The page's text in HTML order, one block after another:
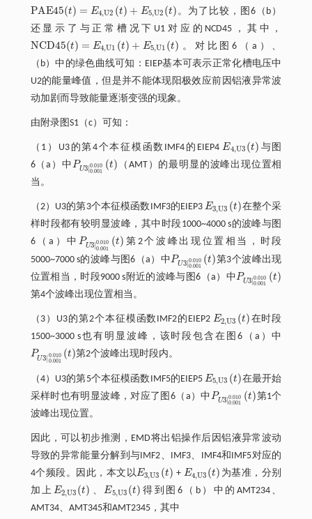
PAE45(t) = E4,U2 (t) + E5,U2 (t)
PAE45(t)=E 4 ,U 2(t)+E5,U2 (t)
。为了比较，图6（b）
还显示了与正常槽况下U1对应的NCD45，其中，
NCD45(t) = E4,U1 (t) + E5,U1 (t)
NCD45(t)=E4 ,U 1(t)+E5,U1(t)
。对比图6（a）、
（b）中的绿色曲线可知：EIEP基本可表示正常化槽电压中
U2的能量峰值，但是并不能体现阳极效应前因铝液异常波
动加剧而导致能量逐渐变强的现象。
由附录图S1（c）可知：
（1）U3的第4个本征模函数IMF4的EIEP4E4,U3 (t)
E4,U3 (t)
与图
6（a）中 PU3|0.010
0.001
(t)
PU3|0.001 0.010(t )
（AMT）的最明显的波峰出现位置相
当。
（2）U3的第3个本征模函数IMF3的EIEP3E3,U3 (t)
E3,U3 (t) 在整个采
样时段都有较明显波峰，其中时段1000~4000 s的波峰与图
6（a）中 PU3 |0.010
0.001
(t)
PU3|0.0010.010(t)
第2个波峰出现位置相当，时段
5000~7000 s的波峰与图6（a）中PU3|0.010
0.001
(t)
PU3|0.0010.010(t)
第3个波峰出现
位置相当，时段9000 s附近的波峰与图6（a）中PU3 |0.010
0.001
(t)
PU3|0.0010.010
第4个波峰出现位置相当。
（3）U3的第2个本征模函数IMF2的EIEP2E2,U3 (t)
E2,U3 (t) 在时段
1500~3000 s也有明显波峰，该时段包含在图6（a）中
PU3| 0.010
0.001
(t)
PU30.0010.010(t)
第2个波峰出现时段内。
（4）U3的第5个本征模函数IMF5的EIEP5E5,U3 (t)
E5,U3 (t) 在最开始
采样时也有明显波峰，对应了图6（a）中 PU3|0.010
0.001
(t)
PU3|0.001 0.010(t
第1个
波峰出现位置。
因此，可以初步推测，EMD将出铝操作后因铝液异常波动
导致的异常能量分解到与IMF2、IMF3、IMF4和IMF5对应的
4个频段。因此，本文以E3,U3 (t)
E3,U3 (t) + E4,U3 (t)
E4,U3 (t)
为基准，分别
加上 E2,U3 (t)
E2,U3 (t) 、E5,U3 (t)
E5,U3 (t)
得到图6（b）中的AMT234、
AMT34、AMT345和AMT2345，其中